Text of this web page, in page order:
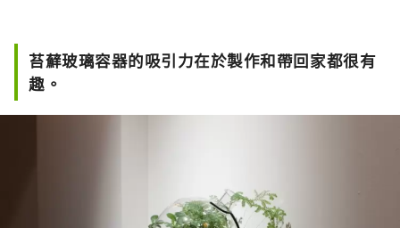
苔蘚玻璃容器的吸引力在於製作和帶回家都很有
趣。